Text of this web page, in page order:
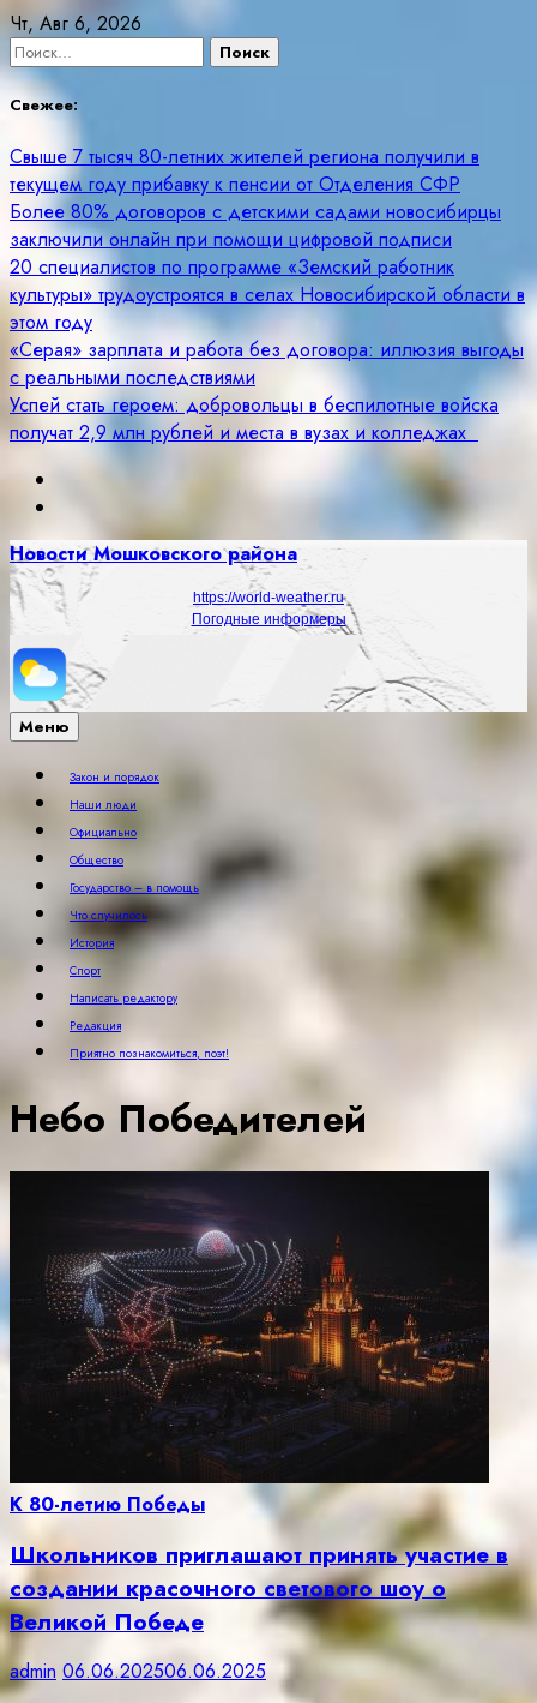
Skip
to
content
Чт, Авг 6, 2026
Найти:
Свежее:
Свыше 7 тысяч 80-летних жителей региона получили в
текущем году прибавку к пенсии от Отделения СФР
Более 80% договоров с детскими садами новосибирцы
заключили онлайн при помощи цифровой подписи
20 специалистов по программе «Земский работник
культуры» трудоустроятся в селах Новосибирской области в
этом году
«Серая» зарплата и работа без договора: иллюзия выгоды
с реальными последствиями
Успей стать героем: добровольцы в беспилотные войска
получат 2,9 млн рублей и места в вузах и колледжах
Новости Мошковского района
https://world-weather.ru
Погодные информеры
Меню
Закон и порядок
Наши люди
Официально
Общество
Государство – в помощь
Что случилось
История
Спорт
Написать редактору
Редакция
Приятно познакомиться, поэт!
Небо Победителей
К 80-летию Победы
Школьников приглашают принять участие в
создании красочного светового шоу о
Великой Победе
admin 06.06.202506.06.2025